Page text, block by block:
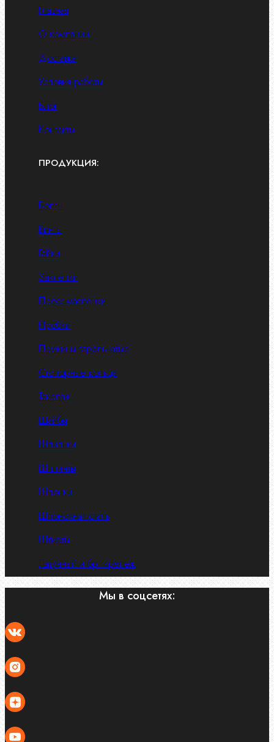
Главная
О компании
Доставка
Условия работы
Блог
Контакты
ПРОДУКЦИЯ:
Болты
Винты
Гайки
Заклепки
Пресс-масленки
Пробки
Пружины тарельчатые
Стопорные кольца
Такелаж
Шайбы
Шпильки
Шплинты
Шпонки
Шпоночная сталь
Штифты
Латунный и бр. крепеж
Мы в соцсетях: